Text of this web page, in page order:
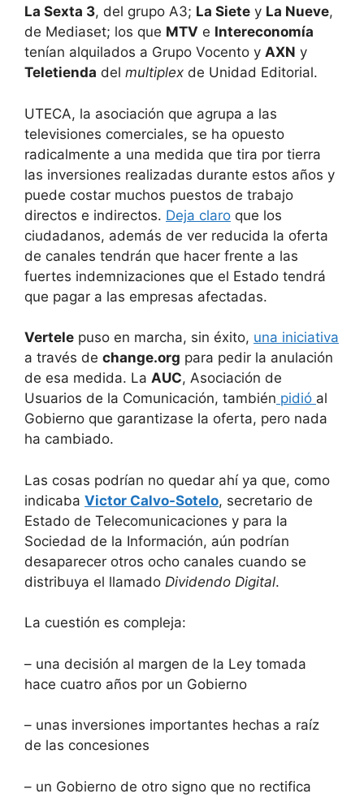
La Sexta 3, del grupo A3; La Siete y La Nueve,
de Mediaset; los que MTV e Intereconomía
tenían alquilados a Grupo Vocento y AXN y
Teletienda del multiplex de Unidad Editorial.
UTECA, la asociación que agrupa a las
televisiones comerciales, se ha opuesto
radicalmente a una medida que tira por tierra
las inversiones realizadas durante estos años y
puede costar muchos puestos de trabajo
directos e indirectos. Deja claro que los
ciudadanos, además de ver reducida la oferta
de canales tendrán que hacer frente a las
fuertes indemnizaciones que el Estado tendrá
que pagar a las empresas afectadas.
Vertele puso en marcha, sin éxito, una iniciativa
a través de change.org para pedir la anulación
de esa medida. La AUC, Asociación de
Usuarios de la Comunicación, también pidió al
Gobierno que garantizase la oferta, pero nada
ha cambiado.
Las cosas podrían no quedar ahí ya que, como
indicaba Victor Calvo-Sotelo, secretario de
Estado de Telecomunicaciones y para la
Sociedad de la Información, aún podrían
desaparecer otros ocho canales cuando se
distribuya el llamado Dividendo Digital.
La cuestión es compleja:
– una decisión al margen de la Ley tomada
hace cuatro años por un Gobierno
– unas inversiones importantes hechas a raíz
de las concesiones
– un Gobierno de otro signo que no rectifica